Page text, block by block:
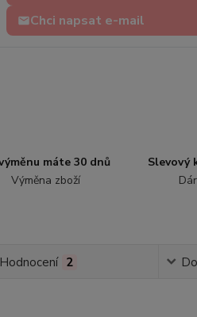
Chci napsat e-mail
máte 30 dnů
Výměna zboží
Slevový
Hodnocení 2